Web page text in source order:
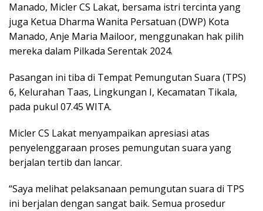
Manado, Micler CS Lakat, bersama istri tercinta yang
juga Ketua Dharma Wanita Persatuan (DWP) Kota
Manado, Anje Maria Mailoor, menggunakan hak pilih
mereka dalam Pilkada Serentak 2024.
Pasangan ini tiba di Tempat Pemungutan Suara (TPS)
6, Kelurahan Taas, Lingkungan I, Kecamatan Tikala,
pada pukul 07.45 WITA.
Micler CS Lakat menyampaikan apresiasi atas
penyelenggaraan proses pemungutan suara yang
berjalan tertib dan lancar.
“Saya melihat pelaksanaan pemungutan suara di TPS
ini berjalan dengan sangat baik. Semua prosedur